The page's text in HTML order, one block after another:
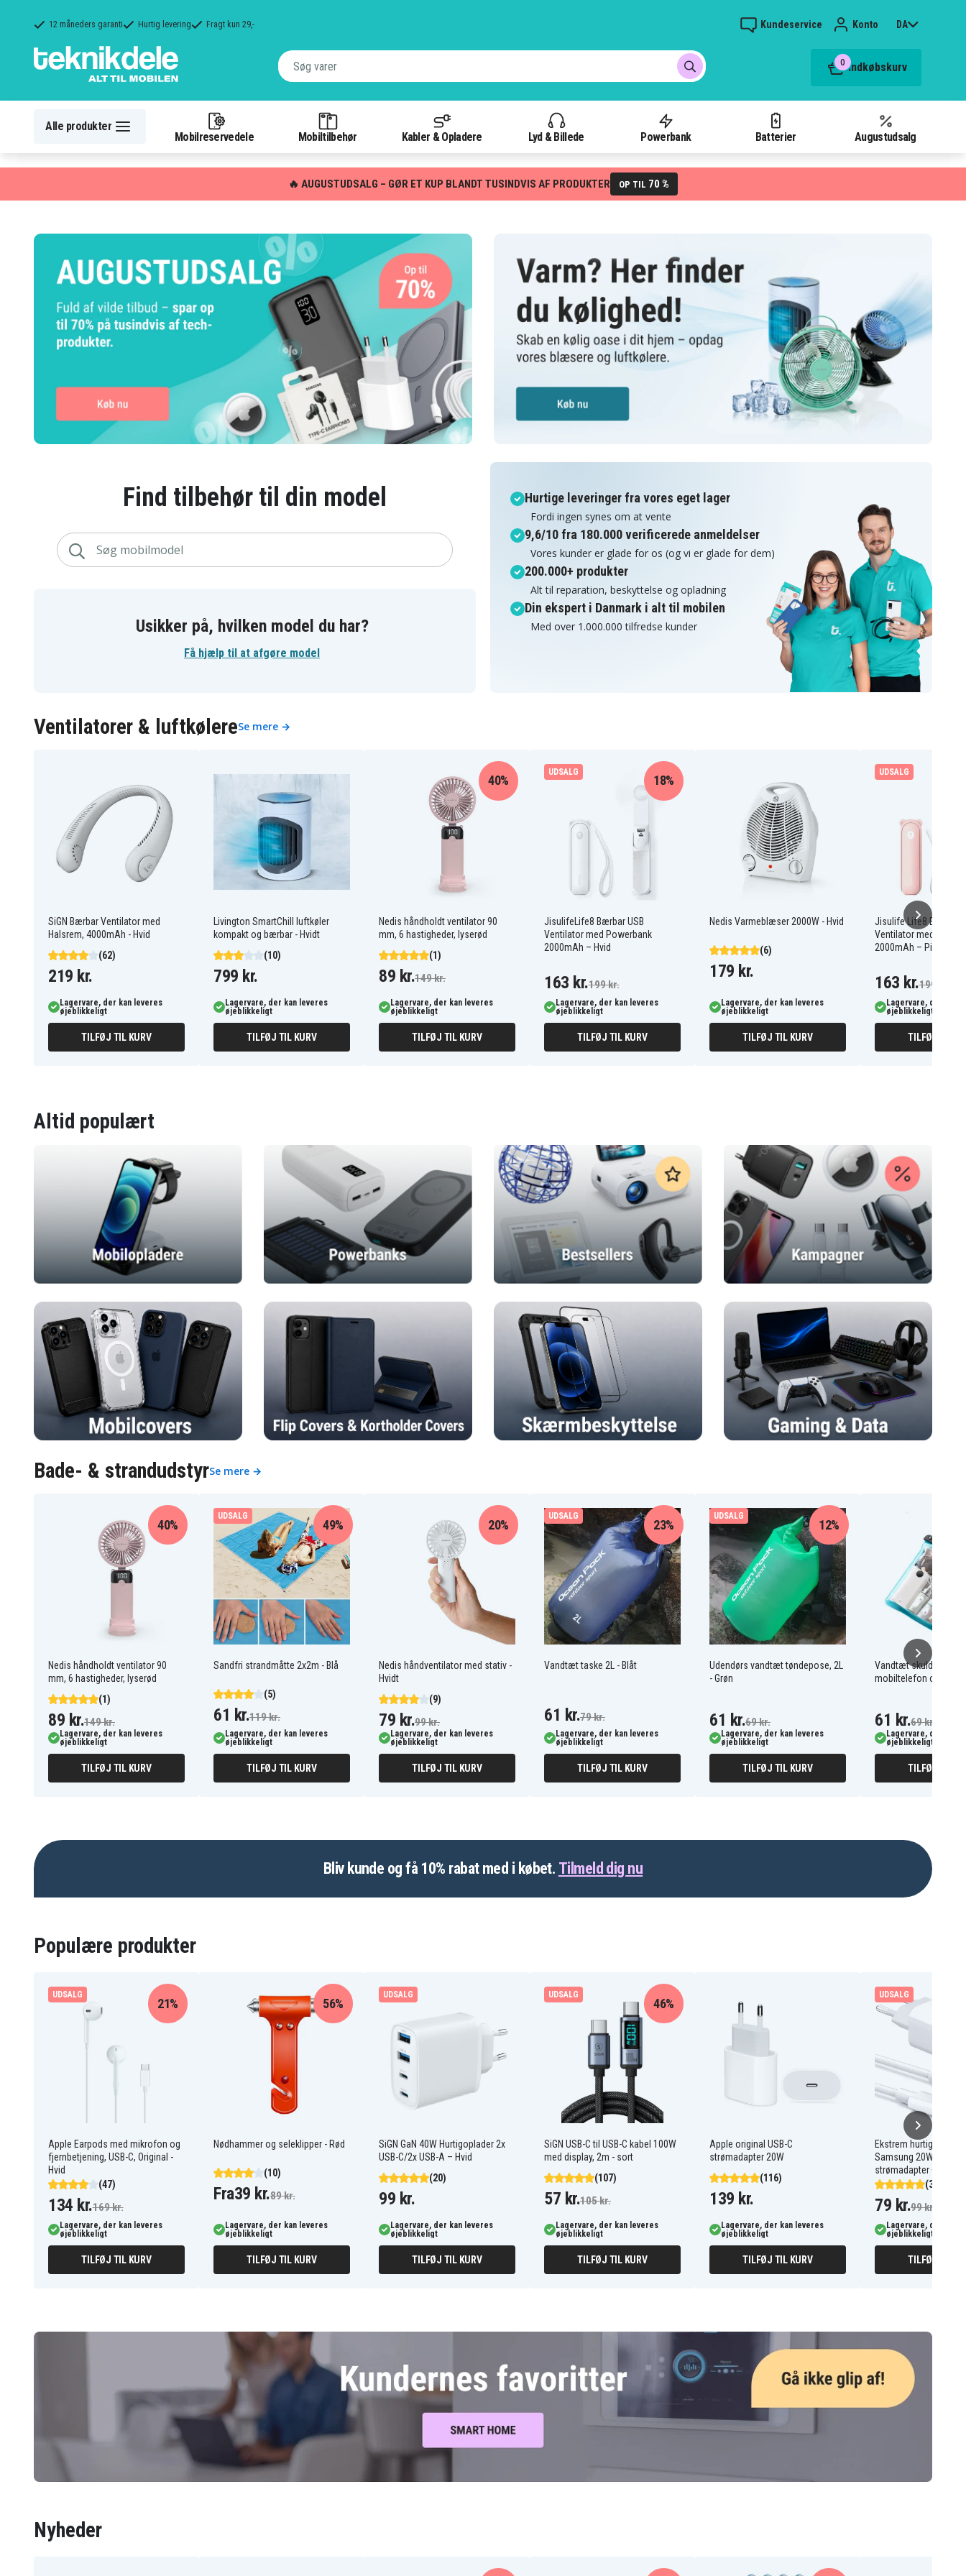
12 måneders garanti Hurtig levering Fragt kun 29,- Kundeservice Konto DA
0 Indkøbskurv
Alle produkter
Mobilreservedele Mobiltilbehør Kabler & Opladere Lyd & Billede Powerbank Batterier Augustudsalg
🔥 AUGUSTUDSALG – GØR ET KUP BLANDT TUSINDVIS AF PRODUKTER OP TIL 70 %
Find tilbehør til din model
Usikker på, hvilken model du har?
Få hjælp til at afgøre model
Hurtige leveringer fra vores eget lager
Fordi ingen synes om at vente
9,6/10 fra 180.000 verificerede anmeldelser
Vores kunder er glade for os (og vi er glade for dem)
200.000+ produkter
Alt til reparation, beskyttelse og opladning
Din ekspert i Danmark i alt til mobilen
Med over 1.000.000 tilfredse kunder
Ventilatorer & luftkølereSe mere →
SiGN Bærbar Ventilator med
Halsrem, 4000mAh - Hvid
(62)
219 kr.
Lagervare, der kan leveres
øjeblikkeligt
TILFØJ TIL KURV
Livington SmartChill luftkøler
kompakt og bærbar - Hvidt
(10)
799 kr.
Lagervare, der kan leveres
øjeblikkeligt
TILFØJ TIL KURV
Nedis håndholdt ventilator 90
mm, 6 hastigheder, lyserød
(1)
40%
89 kr.149 kr.
Lagervare, der kan leveres
øjeblikkeligt
TILFØJ TIL KURV
UDSALG
JisulifeLife8 Bærbar USB
Ventilator med Powerbank
2000mAh – Hvid
18%
163 kr.199 kr.
Lagervare, der kan leveres
øjeblikkeligt
TILFØJ TIL KURV
Nedis Varmeblæser 2000W - Hvid
(6)
179 kr.
Lagervare, der kan leveres
øjeblikkeligt
TILFØJ TIL KURV
UDSALG
Jisulife Life8 Bærbar
Ventilator med
2000mAh – Pink
163 kr.199 kr.
Lagervare, der kan
øjeblikkeligt
TILFØJ TIL
Altid populært
Bade- & strandudstyrSe mere →
Nedis håndholdt ventilator 90
mm, 6 hastigheder, lyserød
(1)
40%
89 kr.149 kr.
Lagervare, der kan leveres
øjeblikkeligt
TILFØJ TIL KURV
UDSALG
Sandfri strandmåtte 2x2m - Blå
(5)
49%
61 kr.119 kr.
Lagervare, der kan leveres
øjeblikkeligt
TILFØJ TIL KURV
Nedis håndventilator med stativ -
Hvidt
(9)
20%
79 kr.99 kr.
Lagervare, der kan leveres
øjeblikkeligt
TILFØJ TIL KURV
UDSALG
Vandtæt taske 2L - Blåt
23%
61 kr.79 kr.
Lagervare, der kan leveres
øjeblikkeligt
TILFØJ TIL KURV
UDSALG
Udendørs vandtæt tøndepose, 2L
- Grøn
12%
61 kr.69 kr.
Lagervare, der kan leveres
øjeblikkeligt
TILFØJ TIL KURV
Vandtæt skuldertaske
mobiltelefon og små
61 kr.69 kr.
Lagervare, der kan
øjeblikkeligt
TILFØJ TIL
Bliv kunde og få 10% rabat med i købet. Tilmeld dig nu
Populære produkter
UDSALG
Apple Earpods med mikrofon og
fjernbetjening, USB-C, Original -
Hvid
(47)
21%
134 kr.169 kr.
Lagervare, der kan leveres
øjeblikkeligt
TILFØJ TIL KURV
Nødhammer og seleklipper - Rød
(10)
Fra
56%
39 kr.89 kr.
Lagervare, der kan leveres
øjeblikkeligt
TILFØJ TIL KURV
UDSALG
SiGN GaN 40W Hurtigoplader 2x
USB-C/2x USB-A – Hvid
(20)
99 kr.
Lagervare, der kan leveres
øjeblikkeligt
TILFØJ TIL KURV
UDSALG
SiGN USB-C til USB-C kabel 100W
med display, 2m - sort
(107)
46%
57 kr.105 kr.
Lagervare, der kan leveres
øjeblikkeligt
TILFØJ TIL KURV
Apple original USB-C
strømadapter 20W
(116)
139 kr.
Lagervare, der kan leveres
øjeblikkeligt
TILFØJ TIL KURV
UDSALG
Ekstrem hurtig
Samsung 20W USB-C
strømadapter + kabel
(323)
79 kr.99 kr.
Lagervare, der kan
øjeblikkeligt
TILFØJ TIL
Nyheder